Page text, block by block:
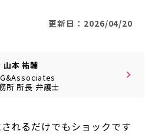
更新日：2026/04/20
山本 祐輔
所所長 弁護士
れるだけでもショックです